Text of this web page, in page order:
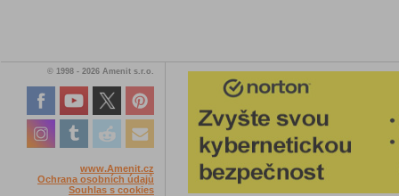
© 1998 - 2026 Amenit s.r.o.
www.Amenit.cz
Ochrana osobních údajů
Souhlas s cookies